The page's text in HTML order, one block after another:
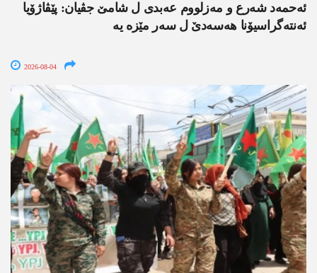
ئەحمەد شەرع و مەزلووم عەبدی ل شامێ جڤیان: پێڤاژۆیا
ئەنتەگراسیۆنا ھەسەدێ ل سەر مێزە یە
2026-08-04